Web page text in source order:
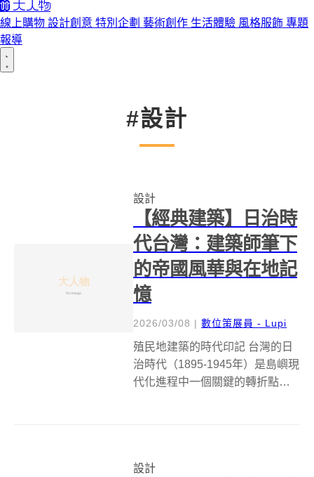
線上購物 設計創意 特別企劃 藝術創作 生活體驗 風格服飾 專題
報導
#設計
設計
【經典建築】日治時
代台灣：建築師筆下
的帝國風華與在地記
憶
2026/03/08 | 數位策展員 - Lupi
殖民地建築的時代印記 台灣的日
治時代（1895-1945年）是島嶼現
代化進程中一個關鍵的轉折點，
是權力的象徵，也是當時日本殖
設計